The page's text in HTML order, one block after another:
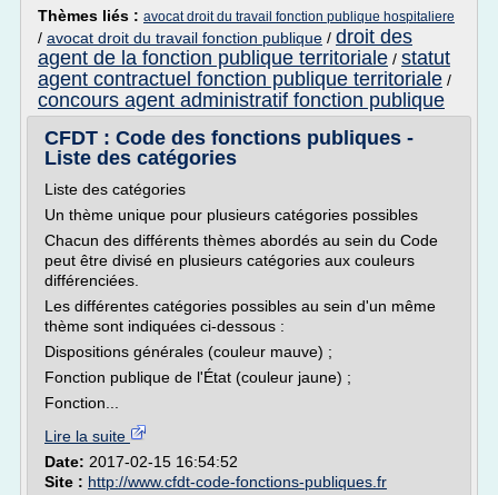
Thèmes liés : avocat droit du travail fonction publique hospitaliere
/ avocat droit du travail fonction publique / droit des
agent de la fonction publique territoriale / statut
agent contractuel fonction publique territoriale /
concours agent administratif fonction publique
CFDT : Code des fonctions publiques -
Liste des catégories
Liste des catégories
Un thème unique pour plusieurs catégories possibles
Chacun des différents thèmes abordés au sein du Code
peut être divisé en plusieurs catégories aux couleurs
différenciées.
Les différentes catégories possibles au sein d'un même
thème sont indiquées ci-dessous :
Dispositions générales (couleur mauve) ;
Fonction publique de l'État (couleur jaune) ;
Fonction...
Lire la suite
Date: 2017-02-15 16:54:52
Site : http://www.cfdt-code-fonctions-publiques.fr